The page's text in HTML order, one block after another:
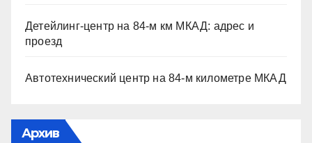
Детейлинг-центр на 84-м км МКАД: адрес и
проезд
Автотехнический центр на 84-м километре МКАД
Архив